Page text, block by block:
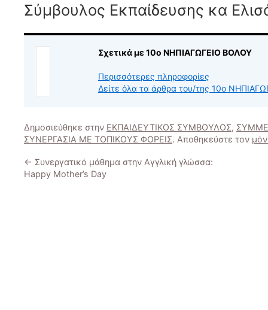
Σύμβουλος Εκπαίδευσης κα
Σχετικά με 10ο ΝΗΠΙΑΓΩΓΕΙΟ ΒΟΛΟΥ
Περισσότερες πληροφορίες
Δείτε όλα τα άρθρα του/της 10ο
Δημοσιεύθηκε στην ΕΚΠΑΙΔΕΥΤΙΚΟΣ ΣΥΜΒΟΥΛΟΣ,
ΣΥΝΕΡΓΑΣΙΑ ΜΕ ΤΟΠΙΚΟΥΣ ΦΟΡΕΙΣ. Αποθηκεύστε τον
← Συνεργατικό μάθημα στην Αγγλική γλώσσα:
Happy Mother’s Day